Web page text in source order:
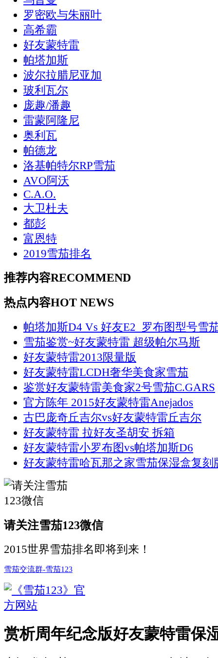
罗密欧与朱丽叶
高希霸
好友蒙特雷
帕塔加斯
波尔拉腊尼亚加
玻利瓦尔
庞趣/潘趣
雷蒙阿隆尼
奥利瓦
帕德龙
洛基帕特尔RP雪茄
AVO阿沃
C.A.O.
大卫杜夫
都彭
富恩特
2019雪茄排名
推荐内容RECOMMEND
热点内容HOT NEWS
帕塔加斯D4 Vs 好友E2_罗布图型号雪
雪茄鉴赏~好友蒙特雷 超级帕尔马斯
好友蒙特雷2013限量版
好友蒙特雷LCDH奢华美食家雪茄
鉴赏好友蒙特雷美食家2号雪茄C.GARS
官方陈年 2015好友蒙特雷Anejados
古巴庞奇丘吉尔vs好友蒙特雷丘吉尔
好友蒙特雷 拉好友圣胡安 拆箱
好友蒙特雷小罗布图vs帕塔加斯D6
好友蒙特雷哈瓦那之家雪茄保湿盒复刻
请关注雪茄123微信
2015世界雪茄排名即将到来！
雪茄交流群-雪茄123
赏析周年纪念版好友蒙特雷保